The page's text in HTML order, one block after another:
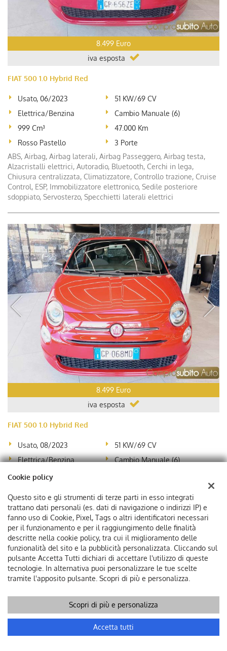
8.499 Euro
iva esposta
FIAT 500 1.0 Hybrid Red
Usato, 06/2023
51 KW/69 CV
Elettrica/Benzina
Cambio Manuale (6)
999 Cm³
47.000 Km
Rosso Pastello
3 Porte
ABS, Airbag, Airbag laterali, Airbag Passeggero, Airbag testa,
Alzacristalli elettrici, Autoradio, Bluetooth, Cerchi in lega,
Chiusura centralizzata, Climatizzatore, Controllo trazione, Cruise
Control, ESP, Immobilizzatore elettronico, Sedile posteriore
sdoppiato, Servosterzo, Specchietti laterali elettrici
8.499 Euro
iva esposta
FIAT 500 1.0 Hybrid Red
Usato, 08/2023
51 KW/69 CV
Elettrica/Benzina
Cambio Manuale (6)
999 Cm³
ABS, Airbag, Airbag laterali, Airbag Passeggero, Airbag testa,
Alzacristalli elettrici, Autoradio, Bluetooth, Cerchi in lega,
Chiusura centralizzata, Climatizzatore, Controllo trazione, Cruise
Control, ESP, Immobilizzatore elettronico, Sedile posteriore
sdoppiato, Servosterzo, Specchietti laterali elettrici
Cookie policy
Questo sito e gli strumenti di terze parti in esso integrati
trattano dati personali (es. dati di navigazione o indirizzi IP) e
fanno uso di Cookie, Pixel, Tags o altri identificatori necessari
per il funzionamento e per il raggiungimento delle finalità
descritte nella cookie policy, tra cui il miglioramento delle
funzionalità del sito e la pubblicità personalizzata. Cliccando sul
pulsante Accetta Tutti dichiari di accettare l'utilizzo di queste
tecnologie. In alternativa puoi personalizzare le tue scelte
tramite l'apposito pulsante. Scopri di più e personalizza.
Scopri di più e personalizza
Accetta tutti